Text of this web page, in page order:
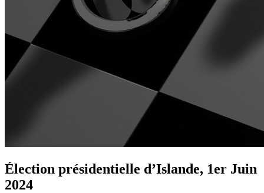
Élection présidentielle d’Islande, 1er Juin
2024